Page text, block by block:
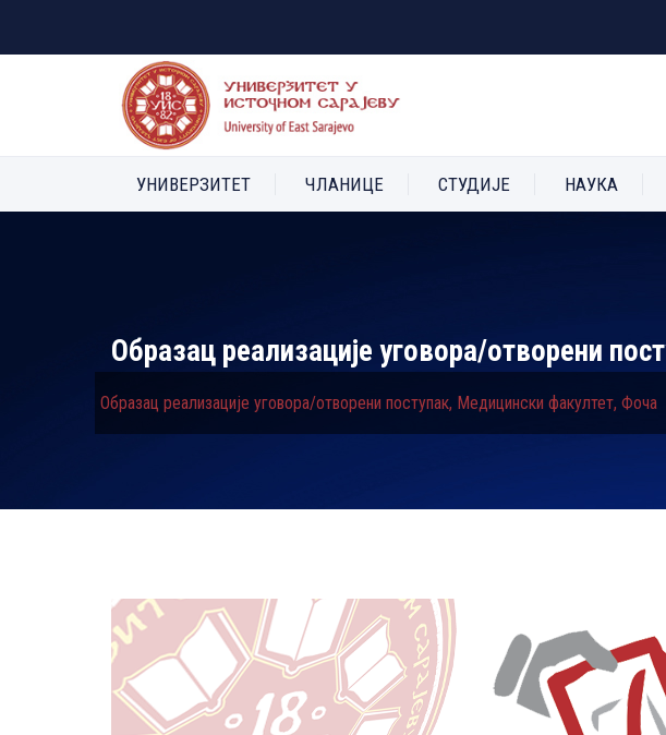
УНИВЕРЗИТЕТ ЧЛАНИЦЕ СТУДИЈЕ НАУКА
Образац реализације уговора/отворени
Образац реализације уговора/отворени поступак, Медицински факултет, Фоча